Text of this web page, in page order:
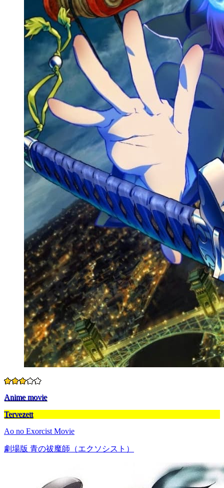
Anime movie
Tervezett
Ao no Exorcist Movie
劇場版 青の祓魔師（エクソシスト）